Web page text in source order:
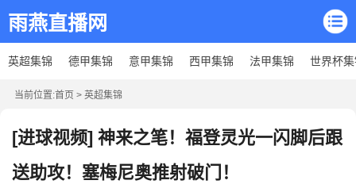
雨燕直播网
英超集锦 德甲集锦 意甲集锦 西甲集锦 法甲集锦 世界杯
当前位置:首页 > 英超集锦
[进球视频] 神来之笔！福登灵光一闪脚后跟
送助攻！塞梅尼奥推射破门！